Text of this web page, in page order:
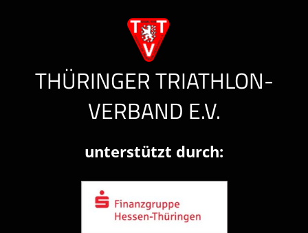
THÜRINGER TRIATHLON-
VERBAND E.V.
unterstützt durch: